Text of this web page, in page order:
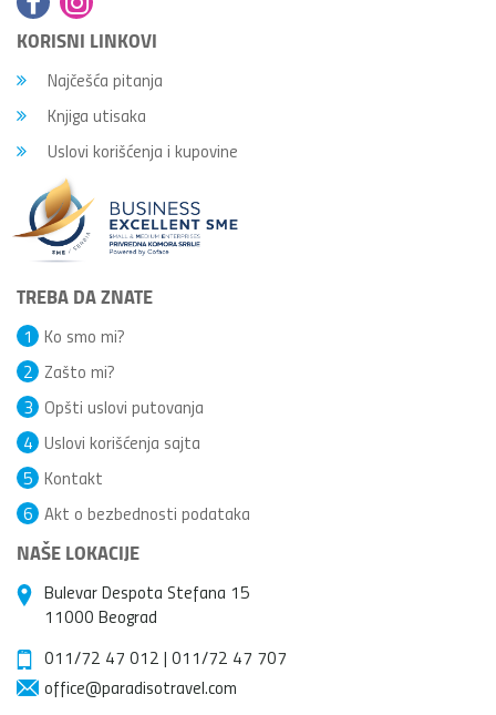
KORISNI LINKOVI
Najčešća pitanja
Knjiga utisaka
Uslovi korišćenja i kupovine
TREBA DA ZNATE
Ko smo mi?
1
Zašto mi?
2
Opšti uslovi putovanja
3
Uslovi korišćenja sajta
4
Kontakt
5
Akt o bezbednosti podataka
6
NAŠE LOKACIJE
Bulevar Despota Stefana 15
11000 Beograd
011/72 47 012 | 011/72 47 707
office@paradisotravel.com